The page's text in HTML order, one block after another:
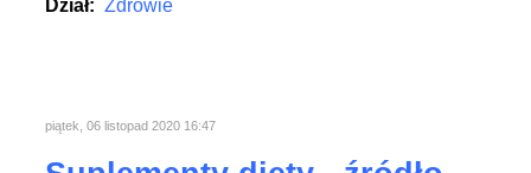
Dział: Zdrowie
piątek, 06 listopad 2020 16:47